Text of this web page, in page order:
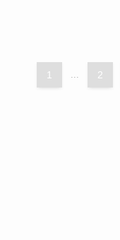
1 ... 2